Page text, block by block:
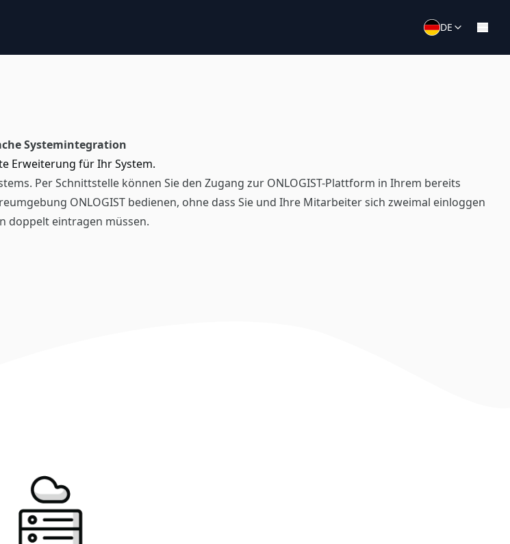
DE
Systemintegration
Erweiterung für Ihr System.
Per Schnittstelle können Sie den Zugang zur ONLOGIST-Plattform in Ihrem bereits
ONLOGIST bedienen, ohne dass Sie und Ihre Mitarbeiter sich zweimal einloggen
doppelt eintragen müssen.